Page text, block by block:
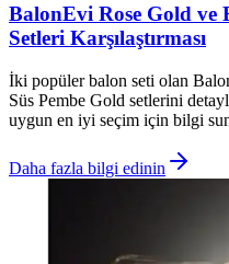
BalonEvi Rose Gold ve
Setleri Karşılaştırması
İki popüler balon seti olan
Süs Pembe Gold setlerini
uygun en iyi seçim için bilgi
Daha fazla bilgi edinin